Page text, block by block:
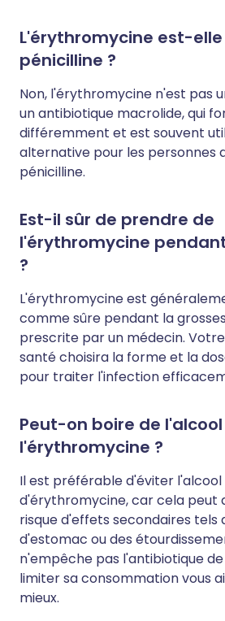
L'érythromycine est-
pénicilline ?
Non, l'érythromycine n'est pas
un antibiotique macrolide, qui
différemment et est souvent
alternative pour les personnes
pénicilline.
Est-il sûr de prendre de
l'érythromycine
?
L'érythromycine est
comme sûre pendant la
prescrite par un médecin.
santé choisira la forme et la
pour traiter l'infection
Peut-on boire de
l'érythromycine ?
Il est préférable d'éviter
d'érythromycine, car cela peut
risque d'effets secondaires tels
d'estomac ou des
n'empêche pas l'antibiotique
limiter sa consommation vous
mieux.